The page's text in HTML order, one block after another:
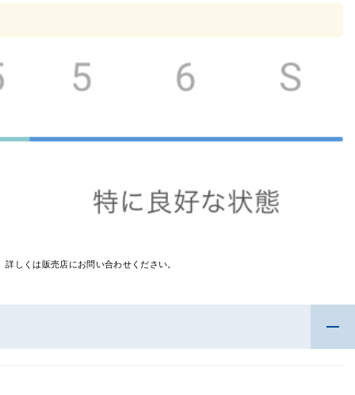
しくは販売店にお問い合わせください。